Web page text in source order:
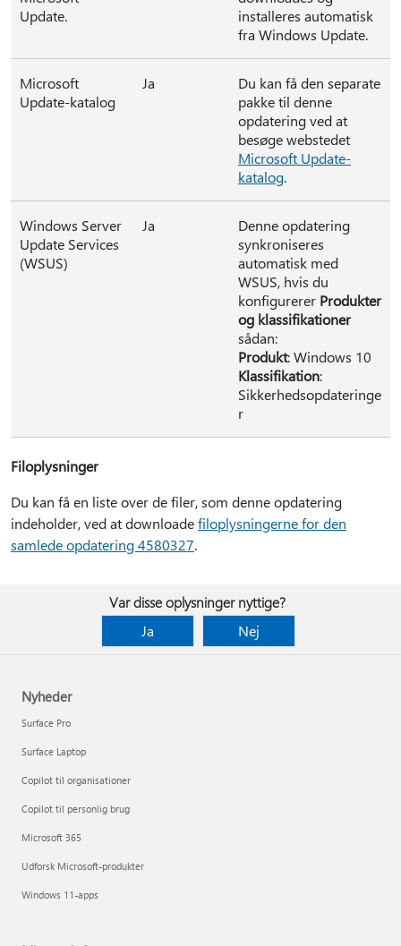
Update.
installeres automatisk
fra Windows Update.
Microsoft
Update-katalog
Ja
Du kan få den separate
pakke til denne
opdatering ved at
besøge webstedet
Microsoft Update-
katalog.
Windows Server
Update Services
(WSUS)
Ja
Denne opdatering
synkroniseres
automatisk med
WSUS, hvis du
konfigurerer Produkter
og klassifikationer
sådan:
Produkt: Windows 10
Klassifikation:
Sikkerhedsopdateringe
r
Filoplysninger
Du kan få en liste over de filer, som denne opdatering
indeholder, ved at downloadefiloplysningerne for den
samlede opdatering 4580327.
Var disse oplysninger nyttige?
Ja
Nej
Nyheder
Surface Pro
Surface Laptop
Copilot til organisationer
Copilot til personlig brug
Microsoft 365
Udforsk Microsoft-produkter
Windows 11-apps